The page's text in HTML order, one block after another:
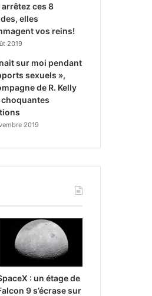
arrêtez ces 8
elles
vos reins!
2019
sur moi pendant
sexuels »,
de R. Kelly
2019
: un étage de
9 s’écrase sur